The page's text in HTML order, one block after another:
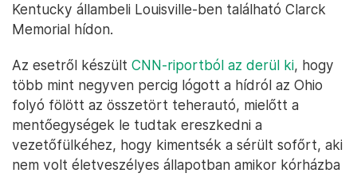
Kentucky állambeli Louisville-ben található Clarck
Memorial hídon.
Az esetről készült CNN-riportból az derül ki, hogy
több mint negyven percig lógott a hídról az Ohio
folyó fölött az összetört teherautó, mielőtt a
mentőegységek le tudtak ereszkedni a
vezetőfülkéhez, hogy kimentsék a sérült sofőrt, aki
nem volt életveszélyes állapotban amikor kórházba